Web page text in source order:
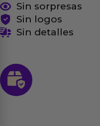
Sin sorpresas
Sin logos
Sin detalles